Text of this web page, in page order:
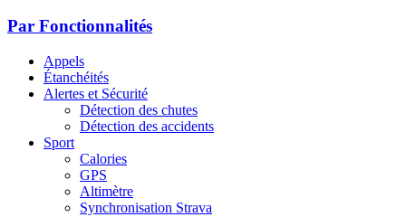
Par Fonctionnalités
Appels
Étanchéités
Alertes et Sécurité
Détection des chutes
Détection des accidents
Sport
Calories
GPS
Altimètre
Synchronisation Strava